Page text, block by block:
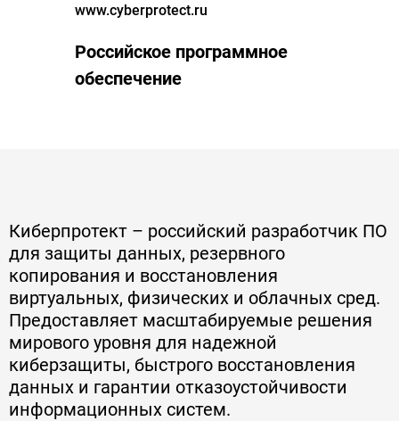
Российское программное
обеспечение
www.cyberprotect.ru
Киберпротект – российский разработчик ПО
для защиты данных, резервного
копирования и восстановления
виртуальных, физических и облачных сред.
Предоставляет масштабируемые решения
мирового уровня для надежной
киберзащиты, быстрого восстановления
данных и гарантии отказоустойчивости
информационных систем.